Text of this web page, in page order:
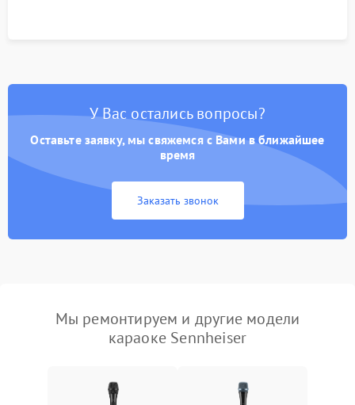
У Вас остались вопросы?
Оставьте заявку, мы свяжемся с Вами в ближайшее
время
Заказать звонок
Мы ремонтируем и другие модели
караоке Sennheiser